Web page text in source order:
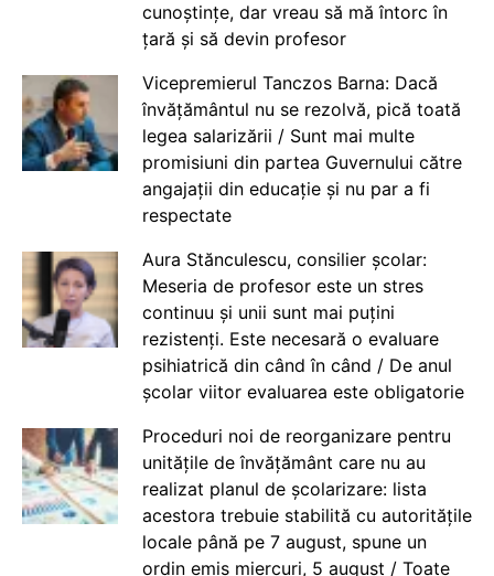
cunoștințe, dar vreau să mă întorc în
țară și să devin profesor
Vicepremierul Tanczos Barna: Dacă
învățământul nu se rezolvă, pică toată
legea salarizării / Sunt mai multe
promisiuni din partea Guvernului către
angajații din educație și nu par a fi
respectate
Aura Stănculescu, consilier școlar:
Meseria de profesor este un stres
continuu și unii sunt mai puțini
rezistenți. Este necesară o evaluare
psihiatrică din când în când / De anul
școlar viitor evaluarea este obligatorie
Proceduri noi de reorganizare pentru
unitățile de învățământ care nu au
realizat planul de școlarizare: lista
acestora trebuie stabilită cu autoritățile
locale până pe 7 august, spune un
ordin emis miercuri, 5 august / Toate